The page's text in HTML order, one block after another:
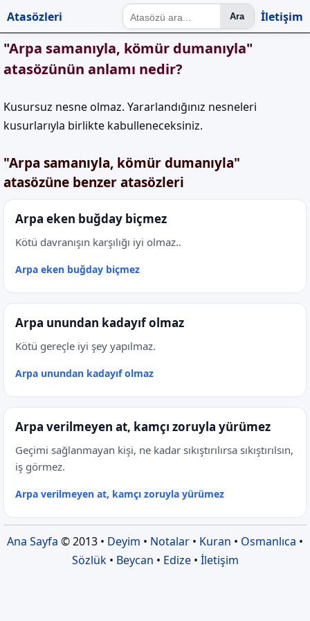
Atasözleri Ara İletişim
"Arpa samanıyla, kömür dumanıyla"
atasözünün anlamı nedir?
Kusursuz nesne olmaz. Yararlandığınız nesneleri
kusurlarıyla birlikte kabulleneceksiniz.
"Arpa samanıyla, kömür dumanıyla"
atasözüne benzer atasözleri
Arpa eken buğday biçmez
Kötü davranışın karşılığı iyi olmaz..
Arpa eken buğday biçmez
Arpa unundan kadayıf olmaz
Kötü gereçle iyi şey yapılmaz.
Arpa unundan kadayıf olmaz
Arpa verilmeyen at, kamçı zoruyla yürümez
Geçimi sağlanmayan kişi, ne kadar sıkıştırılırsa sıkıştırılsın,
iş görmez.
Arpa verilmeyen at, kamçı zoruyla yürümez
Ana Sayfa © 2013 • Deyim • Notalar • Kuran • Osmanlıca •
Sözlük• Beycan • Edize• İletişim